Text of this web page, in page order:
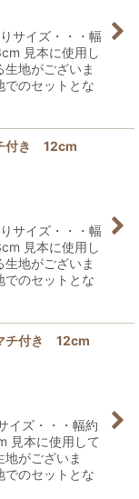
サイズ・・・幅
見本に使用し
地がございま
でのセットとな
付き 12cm
サイズ・・・幅
見本に使用し
地がございま
でのセットとな
チ付き 12cm
イズ・・・幅約
本に使用して
がございま
でのセットとな